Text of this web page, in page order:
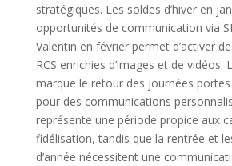
stratégiques. Les soldes d’hiver en
opportunités de communication via
Valentin en février permet d’activer
RCS enrichies d’images et de vidéos.
marque le retour des journées
pour des communications
représente une période propice aux
fidélisation, tandis que la rentrée et
d’année nécessitent une